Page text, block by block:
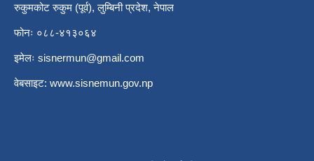
रुकुमकोट रुकुम (पूर्व), लुम्बिनी प्रदेश, नेपाल
फोनः ०८८-४१३०६४
इमेलः sisnermun@gmail.com
वेबसाइट: www.sisnemun.gov.np